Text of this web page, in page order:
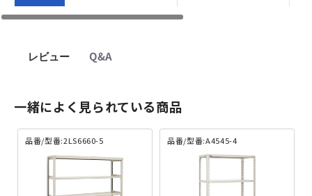
レビュー Q&A
一緒によく見られている商品
品番/型番:2LS6660-5 品番/型番:A4545-4